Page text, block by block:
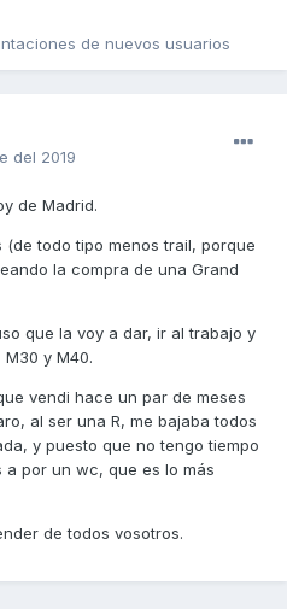
de nuevos usuarios
del 2019
de Madrid.
todo tipo menos trail, porque
la compra de una Grand
que la voy a dar, ir al trabajo y
y M40.
vendi hace un par de meses
al ser una R, me bajaba todos
y puesto que no tengo tiempo
por un wc, que es lo más
de todos vosotros.